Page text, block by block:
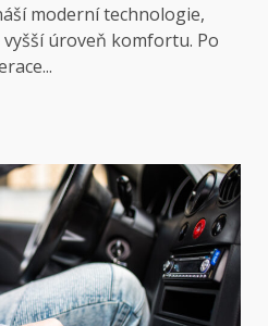
moderní technologie,
úroveň komfortu. Po